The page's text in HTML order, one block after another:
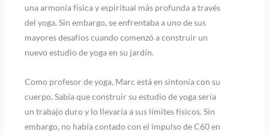
una armonía física y espiritual más profunda a través
del yoga. Sin embargo, se enfrentaba a uno de sus
mayores desafíos cuando comenzó a construir un
nuevo estudio de yoga en su jardín.
Como profesor de yoga, Marc está en sintonía con su
cuerpo. Sabía que construir su estudio de yoga sería
un trabajo duro y lo llevaría a sus límites físicos. Sin
embargo, no había contado con el impulso de C60 en